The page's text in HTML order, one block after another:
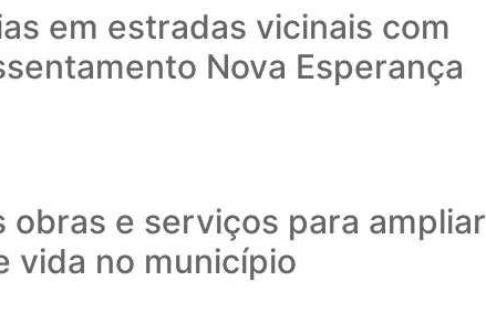
em estradas vicinais com
Nova Esperança
obras e serviços para ampliar
vida no município